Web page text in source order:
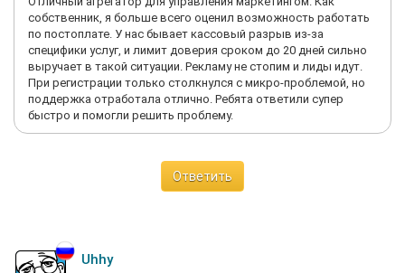
собственник, я больше всего оценил возможность работать
по постоплате. У нас бывает кассовый разрыв из-за
специфики услуг, и лимит доверия сроком до 20 дней сильно
выручает в такой ситуации. Рекламу не стопим и лиды идут.
При регистрации только столкнулся с микро-проблемой, но
поддержка отработала отлично. Ребята ответили супер
быстро и помогли решить проблему.
Ответить
Uhhy